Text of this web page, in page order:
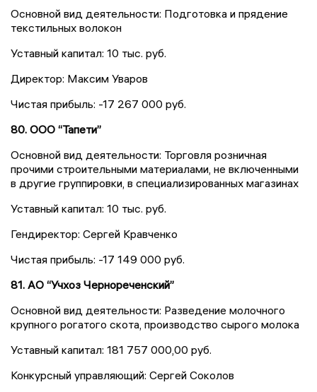
Основной вид деятельности: Подготовка и прядение
текстильных волокон
Уставный капитал: 10 тыс. руб.
Директор: Максим Уваров
Чистая прибыль: -17 267 000 руб.
80. ООО “Тапети”
Основной вид деятельности: Торговля розничная
прочими строительными материалами, не включенными
в другие группировки, в специализированных магазинах
Уставный капитал: 10 тыс. руб.
Гендиректор: Сергей Кравченко
Чистая прибыль: -17 149 000 руб.
81. АО “Учхоз Чернореченский”
Основной вид деятельности: Разведение молочного
крупного рогатого скота, производство сырого молока
Уставный капитал: 181 757 000,00 руб.
Конкурсный управляющий: Сергей Соколов